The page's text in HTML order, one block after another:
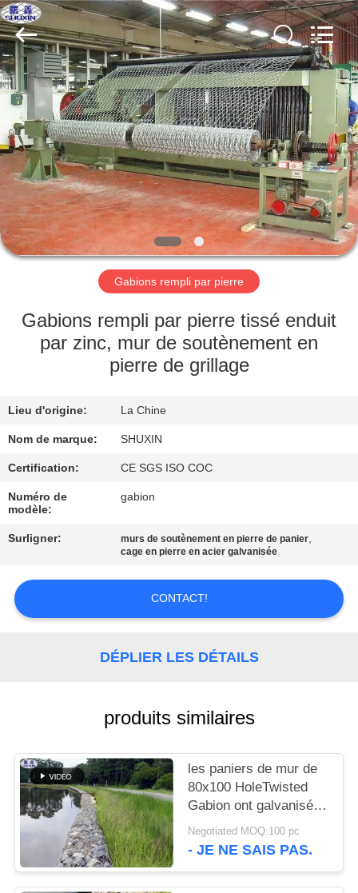
À
LA
MAISON
PRODUITS
À
PROPOS
NOUS
L'USINE
CONTRÔLE
DE
NOUS
CONTACTER
NOUVELLES
UN DEVIS
PLAN
DU
SITE
POLITIQUE
KN
Wire
Mesh
Co.,
Ltd..
All
Rights
Reserved.
Gabions rempli par pierre
Gabions rempli par pierre tissé enduit
par zinc, mur de soutènement en
pierre de grillage
Lieu d'origine: La Chine
Nom de marque: SHUXIN
Certification: CE SGS ISO COC
Numéro de
modèle:
gabion
Surligner: murs de soutènement en pierre de panier,
cage en pierre en acier galvanisée
CONTACT!
DÉPLIER LES DÉTAILS
produits similaires
les paniers de mur de
80x100 HoleTwisted
Gabion ont galvanisé la
préparation de surface
Negotiated MOQ:100 pc
- JE NE SAIS PAS.